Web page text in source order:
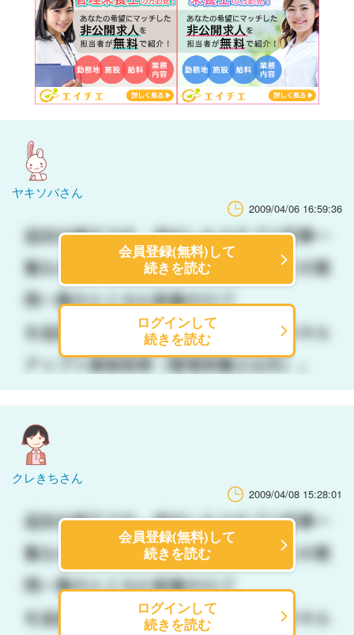
ヤキソバさん
2009/04/06 16:59:36
会員登録(無料)して
続きを読む
ログインして
続きを読む
クレきちさん
2009/04/08 15:28:01
会員登録(無料)して
続きを読む
ログインして
続きを読む